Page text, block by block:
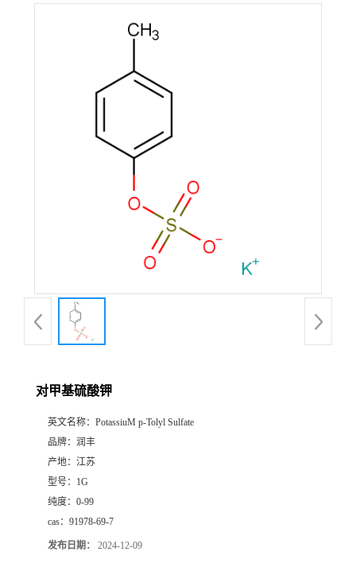
对甲基硫酸钾
英文名称： PotassiuM p-Tolyl Sulfate
品牌： 润丰
产地： 江苏
型号： 1G
纯度： 0-99
cas： 91978-69-7
发布日期： 2024-12-09